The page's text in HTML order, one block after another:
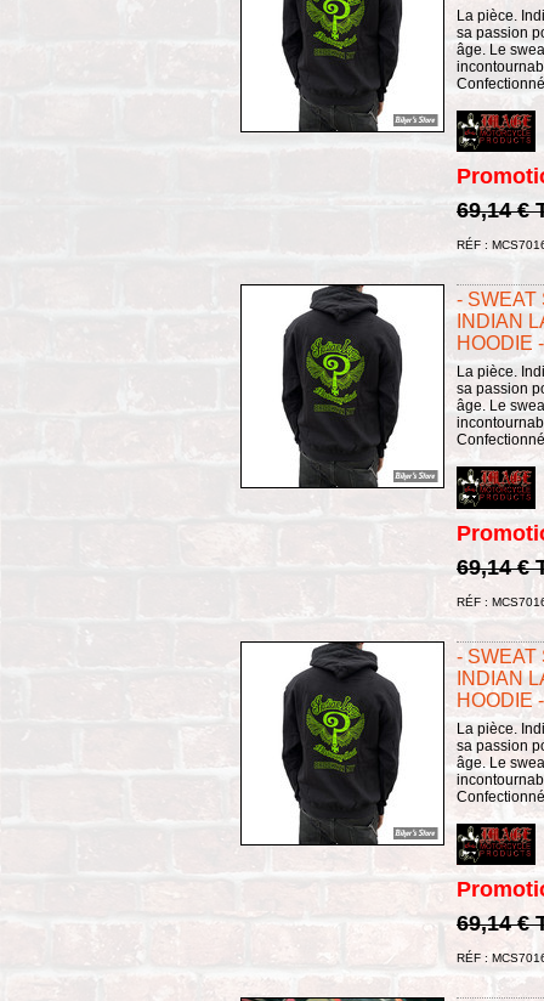
La pièce.
sa passion
âge. Le
69,14 €
RÉF :
- SWEAT
INDIAN
HOODIE
La pièce.
sa passion
âge. Le
69,14 €
RÉF :
- SWEAT
INDIAN
HOODIE
La pièce.
sa passion
âge. Le
69,14 €
RÉF :